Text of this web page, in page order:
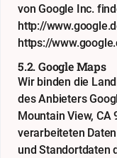
von Google Inc.
http://
https://
5.2. Google Maps
Wir binden die
des Anbieters
Mountain View, CA
verarbeiteten
und Standortdaten